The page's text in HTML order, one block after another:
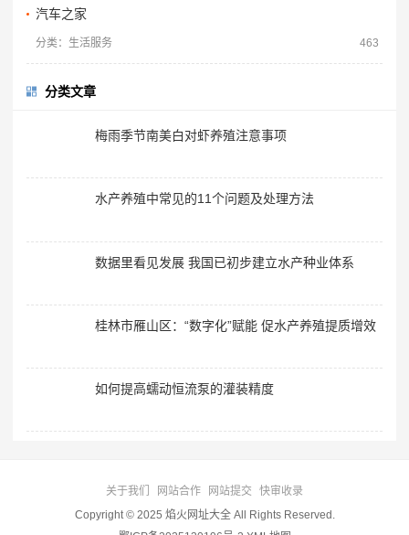
汽车之家
分类：生活服务 463
分类文章
梅雨季节南美白对虾养殖注意事项
水产养殖中常见的11个问题及处理方法
数据里看见发展 我国已初步建立水产种业体系
桂林市雁山区：“数字化”赋能 促水产养殖提质增效
如何提高蠕动恒流泵的灌装精度
关于我们 网站合作 网站提交
快审收录
Copyright © 2025 焰火网址大全 All Rights Reserved.